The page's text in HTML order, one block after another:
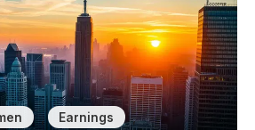
, Earnings ,